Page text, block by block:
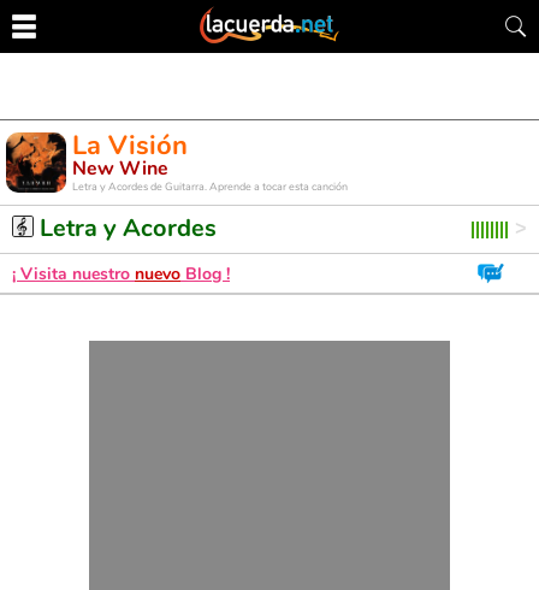
La Visión
New Wine
Letra y Acordes de Guitarra. Aprende a tocar esta canción
Letra y Acordes
¡ Visita nuestro nuevo Blog !